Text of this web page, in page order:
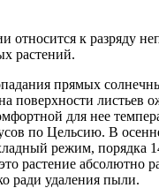
относится к разряду
растений.
прямых
поверхности листьев
для нее
по Цельсию. В
режим, порядка
растение абсолютно
ради удаления пыли.